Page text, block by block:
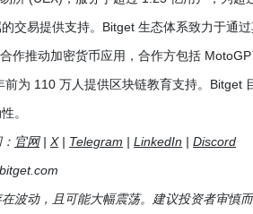
交易提供支持。Bitget 生态体系致力于通
作推动加密货币应用，合作方包括
为 110 万人提供区块链教育支持。Bitget
。
官网| X| Telegram | LinkedIn | Discord
波动，且可能大幅震荡。建议投资者审慎